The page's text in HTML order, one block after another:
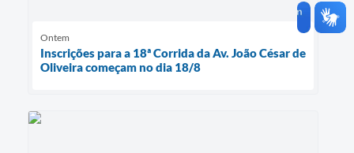
Ontem
Inscrições para a 18ª Corrida da Av. João César de
Oliveira começam no dia 18/8